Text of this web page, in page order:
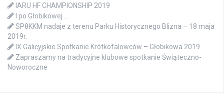
IARU HF CHAMPIONSHIP 2019
I po Głobikowej …
SP8KKM nadaje z terenu Parku Historycznego Blizna – 18 maja
2019r.
IX Galicyjskie Spotkanie Krótkofalowców – Głobikowa 2019
Zapraszamy na tradycyjne klubowe spotkanie Świąteczno-
Noworoczne